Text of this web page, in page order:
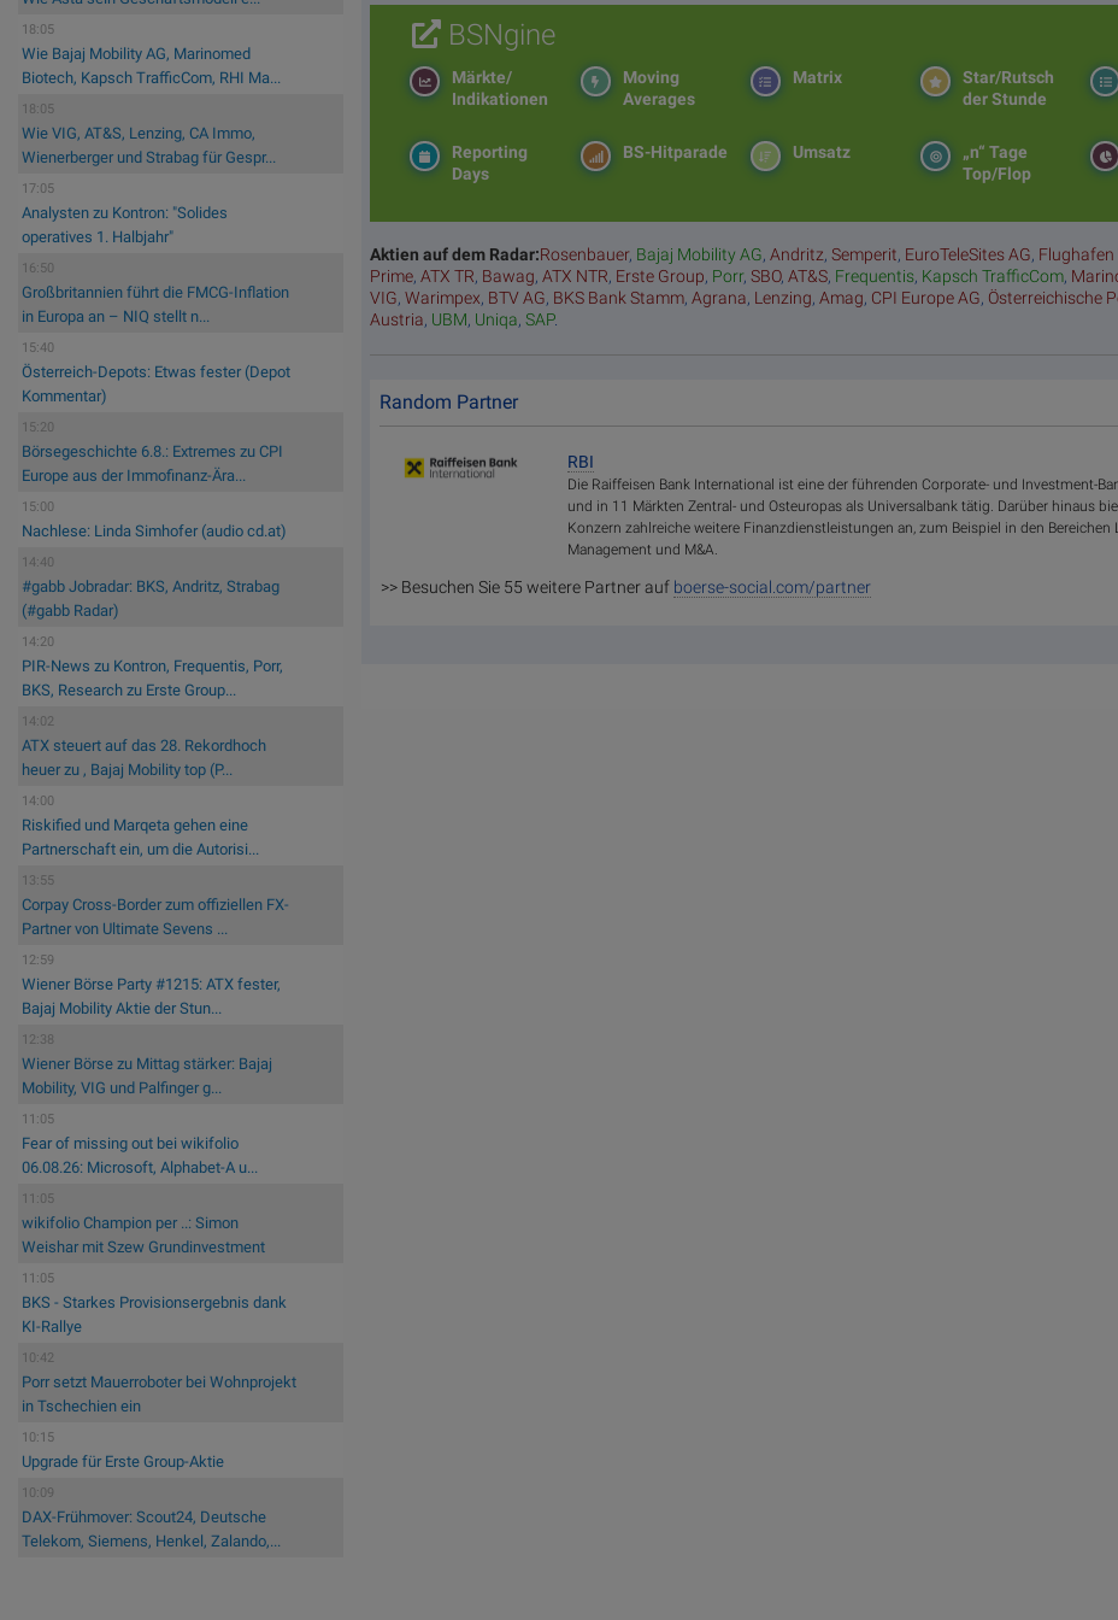
18:05
Wie Bajaj Mobility AG, Marinomed
Biotech, Kapsch TrafficCom, RHI Ma...
18:05
Wie VIG, AT&S, Lenzing, CA Immo,
Wienerberger und Strabag für Gespr...
17:05
Analysten zu Kontron: "Solides
operatives 1. Halbjahr"
16:50
Großbritannien führt die FMCG-Inflation
in Europa an – NIQ stellt n...
15:40
Österreich-Depots: Etwas fester (Depot
Kommentar)
15:20
Börsegeschichte 6.8.: Extremes zu CPI
Europe aus der Immofinanz-Ära...
15:00
Nachlese: Linda Simhofer (audio cd.at)
14:40
#gabb Jobradar: BKS, Andritz, Strabag
(#gabb Radar)
14:20
PIR-News zu Kontron, Frequentis, Porr,
BKS, Research zu Erste Group...
14:02
ATX steuert auf das 28. Rekordhoch
heuer zu , Bajaj Mobility top (P...
14:00
Riskified und Marqeta gehen eine
Partnerschaft ein, um die Autorisi...
13:55
Corpay Cross-Border zum offiziellen FX-
Partner von Ultimate Sevens ...
12:59
Wiener Börse Party #1215: ATX fester,
Bajaj Mobility Aktie der Stun...
12:38
Wiener Börse zu Mittag stärker: Bajaj
Mobility, VIG und Palfinger g...
11:05
Fear of missing out bei wikifolio
06.08.26: Microsoft, Alphabet-A u...
11:05
wikifolio Champion per ..: Simon
Weishar mit Szew Grundinvestment
11:05
BKS - Starkes Provisionsergebnis dank
KI-Rallye
10:42
Porr setzt Mauerroboter bei Wohnprojekt
in Tschechien ein
10:15
Upgrade für Erste Group-Aktie
10:09
DAX-Frühmover: Scout24, Deutsche
Telekom, Siemens, Henkel, Zalando,...
BSNgine
Star/Rutsch
der Stunde
Matrix
Moving
Averages
Märkte/
Indikationen
„n“ Tage
Top/Flop
Umsatz
BS-Hitparade
Reporting
Days
Aktien auf dem Radar:Rosenbauer, Bajaj Mobility AG,Andritz,Semperit, EuroTeleSites AG, Flughafen
Prime,ATX TR, Bawag,ATX NTR, Erste Group, Porr,SBO,AT&S, Frequentis, Kapsch TrafficCom,
VIG,Warimpex, BTV AG, BKS Bank Stamm,Agrana, Lenzing,Amag, CPI Europe AG, Österreichische
Austria, UBM, Uniqa,SAP.
Random Partner
RBI
Die Raiffeisen Bank International ist eine der führenden Corporate- und Investment-
und in 11 Märkten Zentral- und Osteuropas als Universalbank tätig. Darüber hinaus
Konzern zahlreiche weitere Finanzdienstleistungen an, zum Beispiel in den Bereichen
Management und M&A.
>> Besuchen Sie 55 weitere Partner auf boerse-social.com/partner